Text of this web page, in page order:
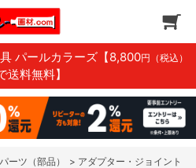
パールカラーズ 【8,800円（税込）
送料無料】
ーツ（部品） > アダプター・ジョイント